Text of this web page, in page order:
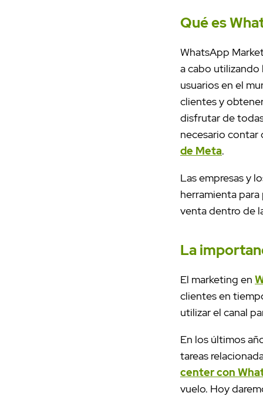
Qué es
WhatsApp
a cabo utilizando
usuarios en el
clientes y
disfrutar de
necesario contar
de Meta.
Las empresas y
herramienta
venta dentro de
La
El marketing en
clientes en
utilizar el canal
En los últimos
tareas
center con
vuelo. Hoy